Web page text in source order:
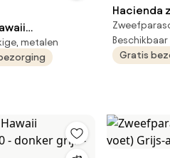
- donker grijs
metalen
Hacienda
latte
Gratis